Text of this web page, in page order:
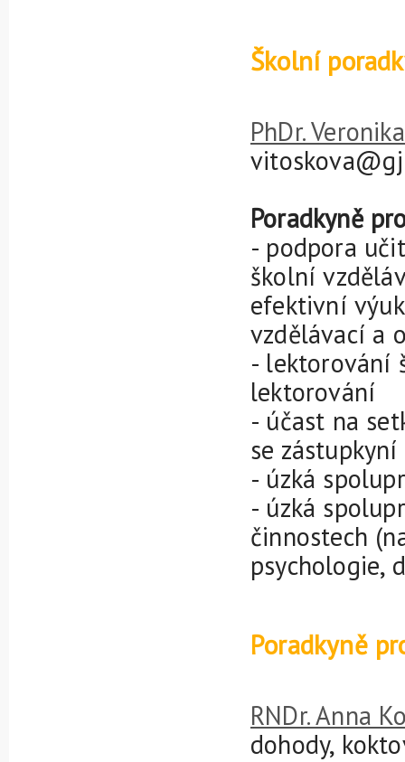
Školní
PhDr.
Poradkyně
- podpora
školní
efektivní
vzdělávací a
- lektorování
lektorování
- účast na
se
- úzká
- úzká
činnostech
psychologie,
Poradkyně
RNDr. Anna
dohody,